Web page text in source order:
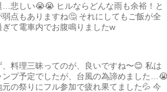
…悲しい😭😭 ヒルならどんな雨も余裕！と
点もありますね🤔 それにしてもご飯が全
て電車内でお腹鳴りましたw
、料理三昧ってのが、良いですね〜😊 私は
ンプ予定でしたが、台風の為諦めました
の祭りにフル参加で疲れ果てました💦 今